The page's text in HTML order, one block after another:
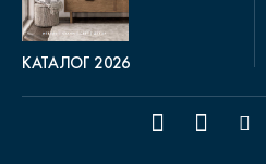
КАТАЛОГ 2026